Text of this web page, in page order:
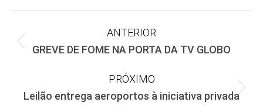
Navegação
de
post:
ANTERIOR
Post
GREVE DE FOME NA PORTA DA TV GLOBO
PRÓXIMO
Próximo
Leilão entrega aeroportos à iniciativa privada